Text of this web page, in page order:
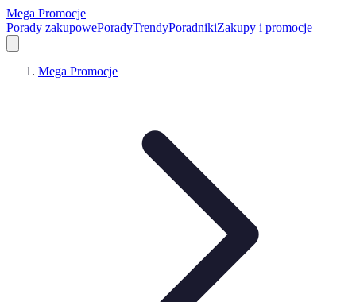
Mega Promocje
Porady zakupowePoradyTrendyPoradnikiZakupy i promocje
Mega Promocje